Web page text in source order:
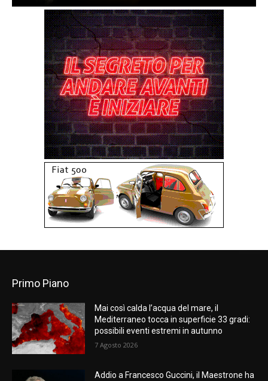
Primo Piano
Mai così calda l’acqua del mare, il
Mediterraneo tocca in superficie 33 gradi:
possibili eventi estremi in autunno
7 Agosto 2026
Addio a Francesco Guccini, il Maestrone ha